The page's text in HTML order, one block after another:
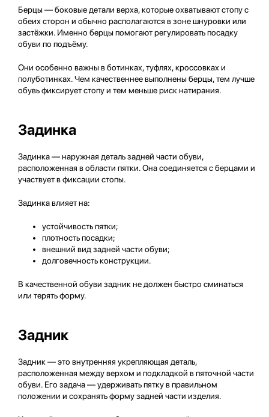
Берцы — боковые детали верха, которые охватывают стопу с
обеих сторон и обычно располагаются в зоне шнуровки или
застёжки. Именно берцы помогают регулировать посадку
обуви по подъёму.
Они особенно важны в ботинках, туфлях, кроссовках и
полуботинках. Чем качественнее выполнены берцы, тем лучше
обувь фиксирует стопу и тем меньше риск натирания.
Задинка
Задинка — наружная деталь задней части обуви,
расположенная в области пятки. Она соединяется с берцами и
участвует в фиксации стопы.
Задинка влияет на:
устойчивость пятки;
плотность посадки;
внешний вид задней части обуви;
долговечность конструкции.
В качественной обуви задник не должен быстро сминаться
или терять форму.
Задник
Задник — это внутренняя укрепляющая деталь,
расположенная между верхом и подкладкой в пяточной части
обуви. Его задача — удерживать пятку в правильном
положении и сохранять форму задней части изделия.